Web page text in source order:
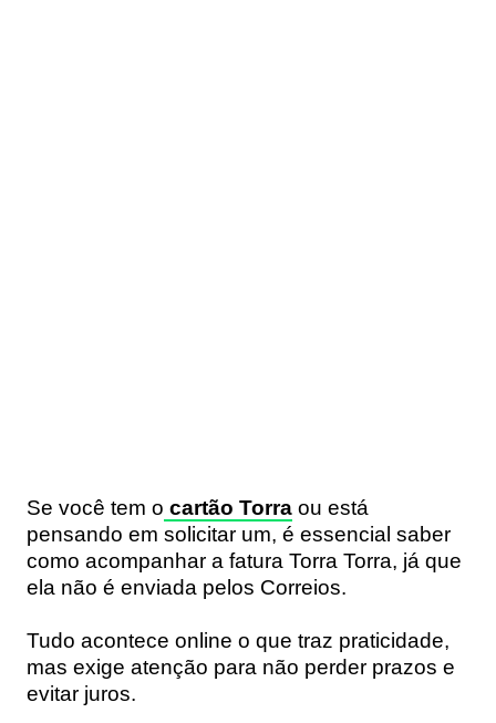
Se você tem o cartão Torra ou está
pensando em solicitar um, é essencial saber
como acompanhar a fatura Torra Torra, já que
ela não é enviada pelos Correios.
Tudo acontece online o que traz praticidade,
mas exige atenção para não perder prazos e
evitar juros.